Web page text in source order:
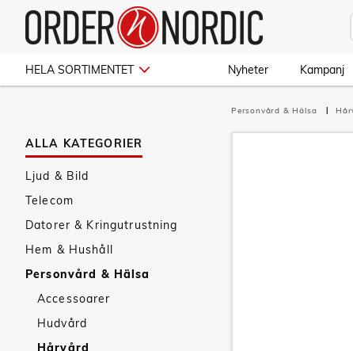
HELA SORTIMENTET Nyheter Kampanj
ALLA KATEGORIER
Ljud & Bild
Telecom
Datorer & Kringutrustning
Hem & Hushåll
Personvård & Hälsa
Accessoarer
Hudvård
Hårvård
Personvård & Hälsa